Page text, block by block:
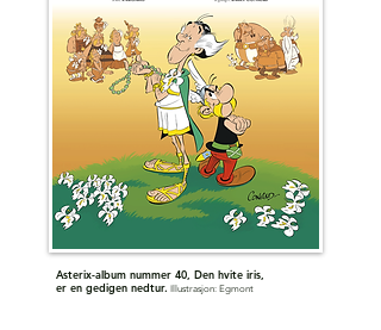
Asterix-album nummer 40, Den hvite iris,
er en gedigen nedtur. Illustrasjon: Egmont